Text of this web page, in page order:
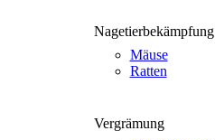
Nage­tier­be­kämp­fung
Mäu­se
Rat­ten
Ver­grä­mung